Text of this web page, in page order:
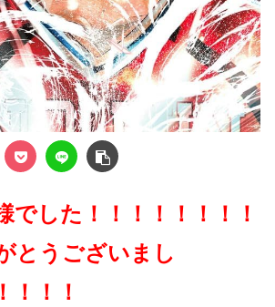
でした！！！！！！！！
とうございまし
！！！